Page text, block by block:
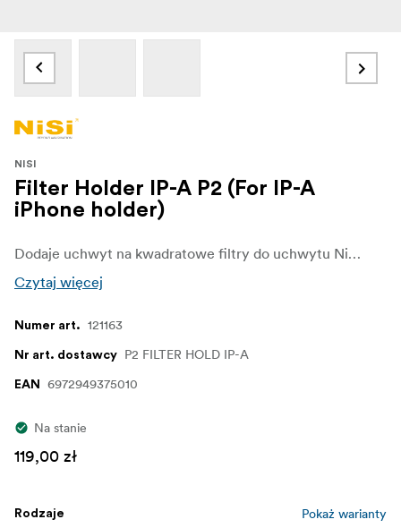
NISI
Filter Holder IP-A P2 (For IP-A
iPhone holder)
Dodaje uchwyt na kwadratowe filtry do uchwytu NiSi IP-A do iPhone’a (sprzedawany oddzielnie). Gdy jest używany, umożliwia stosowanie filtrów kwadratowych P1 na iPhone’ie. Uchwyt na filtry kwadratowe P2 umożliwia ułożenie 2 filtrów kwadratowych w stos i obracanie ich o 360 stopni.
Czytaj więcej
Numer art. 121163
Nr art. dostawcy P2 FILTER HOLD IP-A
EAN 6972949375010
Na stanie
119,00 zł
Rodzaje Pokaż warianty